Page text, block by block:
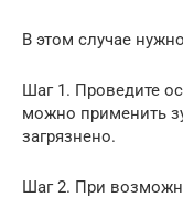
В этом случае
Шаг 1. Проведите
можно применить
загрязнено.
Шаг 2. При